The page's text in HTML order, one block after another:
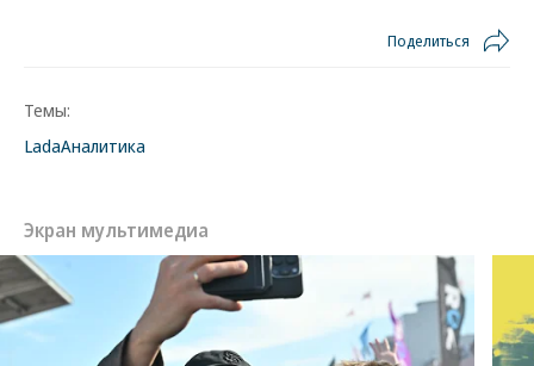
Поделиться
Темы:
LadaАналитика
Экран мультимедиа